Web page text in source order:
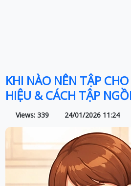
KHI NÀO NÊN TẬP
HIỆU & CÁCH TẬP
Views: 339 24/01/2026 11:24